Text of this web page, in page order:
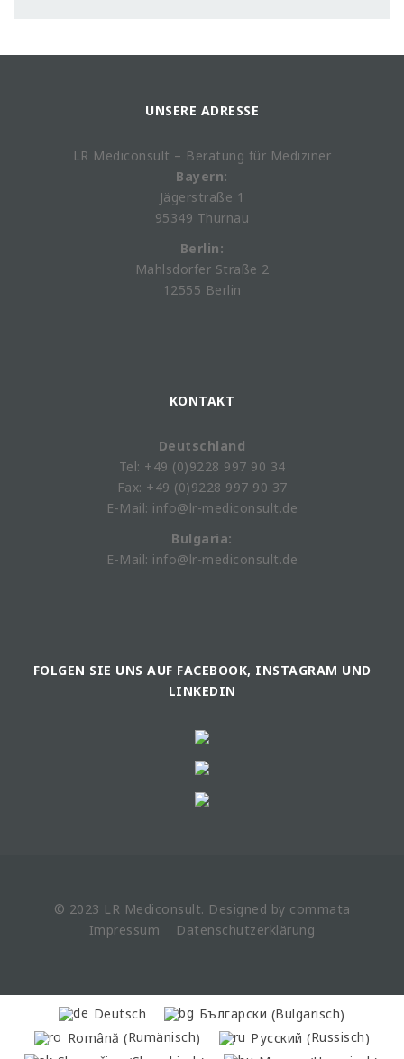
UNSERE ADRESSE
LR Mediconsult – Beratung für Mediziner
Bayern:
Jägerstraße 1
95349 Thurnau
Berlin:
Mahlsdorfer Straße 2
12555 Berlin
KONTAKT
Deutschland
Tel: +49 (0)9228 997 90 34
Fax: +49 (0)9228 997 90 37
E-Mail: info@lr-mediconsult.de
Bulgaria:
E-Mail: info@lr-mediconsult.de
FOLGEN SIE UNS AUF FACEBOOK, INSTAGRAM UND
LINKEDIN
© 2023 LR Mediconsult. Designed by commata
Impressum
Datenschutzerklärung
Deutsch Български (Bulgarisch)
Română (Rumänisch) Русский (Russisch)